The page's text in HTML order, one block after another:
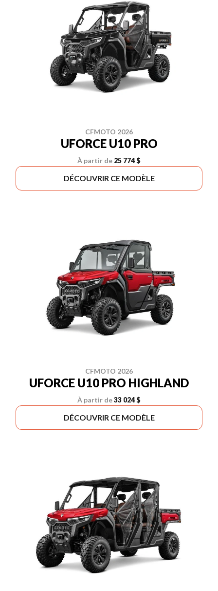
CFMOTO 2026
UFORCE U10 PRO
À partir de 25 774 $
DÉCOUVRIR CE MODÈLE
CFMOTO 2026
UFORCE U10 PRO HIGHLAND
À partir de33 024 $
DÉCOUVRIR CE MODÈLE